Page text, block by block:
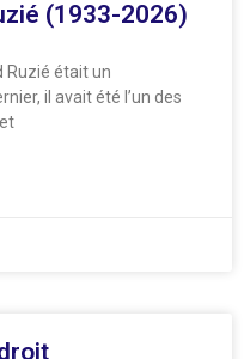
(1933-2026)
Ruzié était un
il avait été l’un des